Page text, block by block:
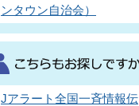
ンタウン自治会）
Jアラート全国一斉情報伝